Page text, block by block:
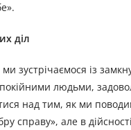
діл
зустрічаємося із
людьми,
над тим, як ми
справу», але в